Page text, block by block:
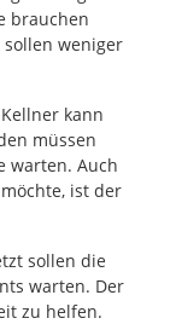
brauchen
weniger
kann
müssen
warten. Auch
ist der
sollen die
warten. Der
zu helfen.